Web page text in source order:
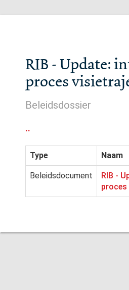
RIB - Update:
proces
Beleidsdossier
..
Type Naam
Beleidsdocument
RIB -